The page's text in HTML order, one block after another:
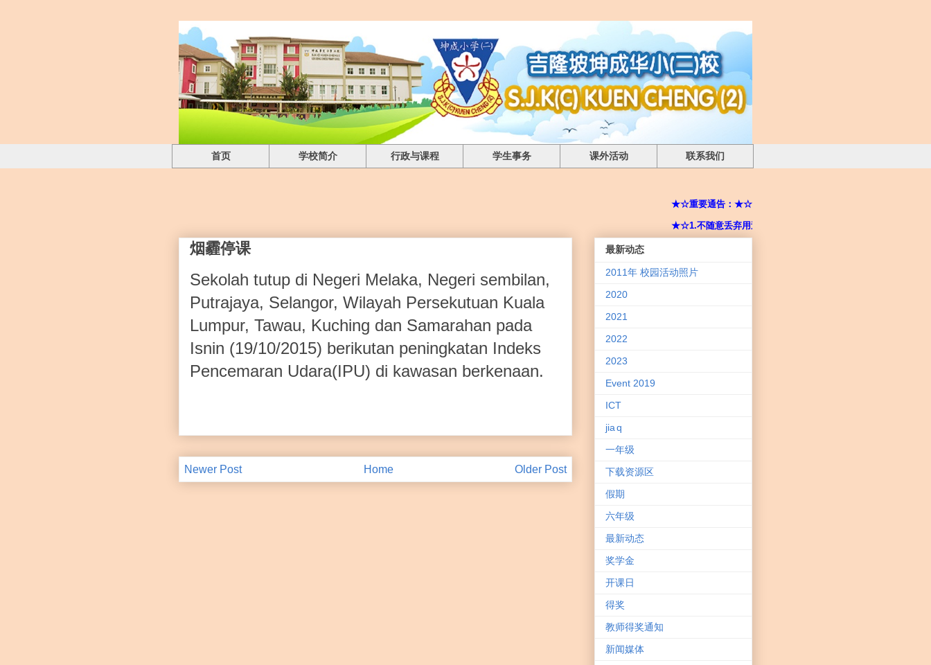
首页 学校简介 行政与课程 学生事务 课外活动 联系我们
★☆重要通告：★☆ ★☆学校防疫指南：不该做的事 School
★☆1.不随意丢弃用过的口罩。 2.禁止与朋友共用文具。 3.生病的
烟霾停课
Sekolah tutup di Negeri Melaka, Negeri sembilan,
Putrajaya, Selangor, Wilayah Persekutuan Kuala
Lumpur, Tawau, Kuching dan Samarahan pada
Isnin (19/10/2015) berikutan peningkatan Indeks
Pencemaran Udara(IPU) di kawasan berkenaan.
Newer Post Older Post
Home
最新动态
2011年 校园活动照片
2020
2021
2022
2023
Event 2019
ICT
jia q
一年级
下载资源区
假期
六年级
最新动态
奖学金
开课日
得奖
教师得奖通知
新闻媒体